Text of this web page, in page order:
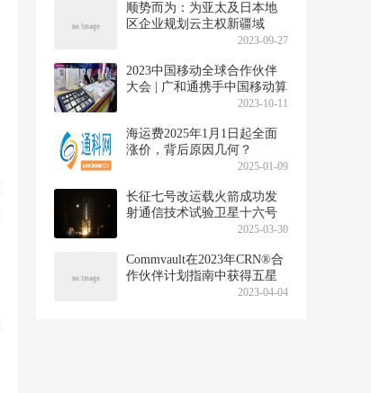
顺势而为：为亚太及日本地
区企业规划云主权新疆域
2023-09-27
2023中国移动全球合作伙伴
大会 | 广和通携手中国移动算
2023-10-11
海运费2025年1月1日起全面
涨价，背后原因几何？
2025-01-09
长征七号改运载火箭成功发
射通信技术试验卫星十六号
2025-03-30
Commvault在2023年CRN®合
作伙伴计划指南中获得五星
2023-04-04